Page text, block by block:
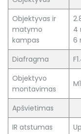
Objektyvas ir
matymo
kampas
4
6
Diafragma
Objektyvo
montavimas
Apšvietimas
IR atstumas